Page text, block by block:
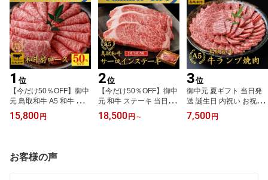
1 位
【今だけ50％OFF】御中
元 鳥取和牛 A5 和牛 当日
発送 内祝い 誕生日 お祝
い【A5 鳥取和牛 肩ロー
き焼き お祝い 牛肉 しゃ
ぶしゃぶ すきやき プレ
15,800 円
2位
【今だけ50％OFF】御中
元 和牛 ステーキ 当日発
送 内祝い 誕生日 お祝い
【A5 鳥取和牛 サーロイ
18,500 円 ～
3位
御中元 夏ギフト 当日発
送 誕生日 内祝い お祝い
【A5 鳥取和牛ランプ 焼
肉 400g】 和牛 赤身 あっ
7,500 円
お客様の声